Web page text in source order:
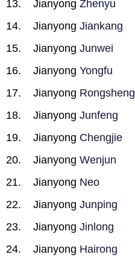
Jianyong Zhenyu
Jianyong Jiankang
Jianyong Junwei
Jianyong Yongfu
Jianyong Rongsheng
Jianyong Junfeng
Jianyong Chengjie
Jianyong Wenjun
Jianyong Neo
Jianyong Junping
Jianyong Jinlong
Jianyong Hairong